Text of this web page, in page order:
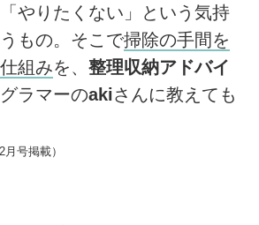
「やりたくない」という気持
もの。そこで掃除の手間を
組みを、 整理収納アドバイ
ラマーのakiさんに教えても
月号掲載）